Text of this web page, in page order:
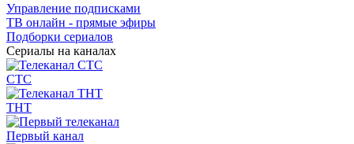
Управление подписками
ТВ онлайн - прямые эфиры
Подборки сериалов
Сериалы на каналах
СТС
ТНТ
Первый канал